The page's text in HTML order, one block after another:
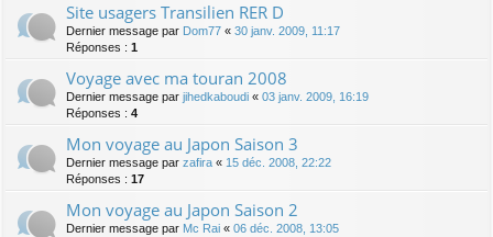
Site usagers Transilien RER D
Dernier message par Dom77 « 30 janv. 2009, 11:17
Réponses : 1
Voyage avec ma touran 2008
Dernier message par jihedkaboudi « 03 janv. 2009, 16:19
Réponses : 4
Mon voyage au Japon Saison 3
Dernier message par zafira « 15 déc. 2008, 22:22
Réponses : 17
Mon voyage au Japon Saison 2
Dernier message par Mc Rai « 06 déc. 2008, 13:05